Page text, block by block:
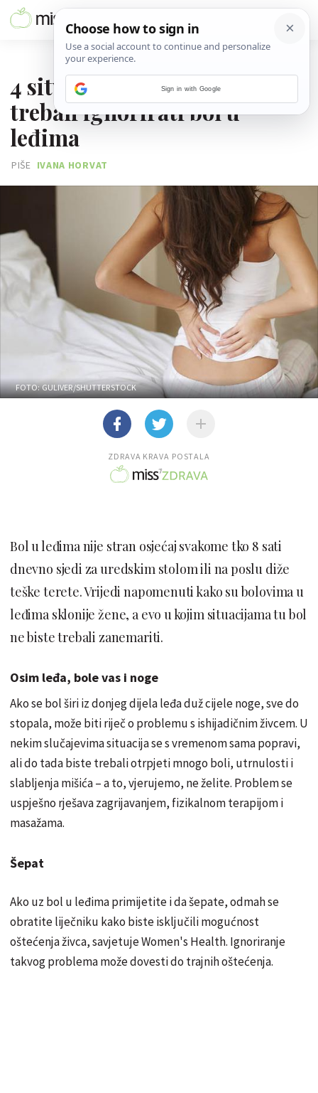
4 situacije kada ne biste
trebali ignorirati bol u
leđima
PIŠE IVANA HORVAT
FOTO: GULIVER/SHUTTERSTOCK
ZDRAVA KRAVA POSTALA
Bol u leđima nije stran osjećaj svakome tko 8 sati
dnevno sjedi za uredskim stolom ili na poslu diže
teške terete. Vrijedi napomenuti kako su bolovima u
leđima sklonije žene, a evo u kojim situacijama tu bol
ne biste trebali zanemariti.
Osim leđa, bole vas i noge
Ako se bol širi iz donjeg dijela leđa duž cijele noge, sve do
stopala, može biti riječ o problemu s ishijadičnim živcem. U
nekim slučajevima situacija se s vremenom sama popravi,
ali do tada biste trebali otrpjeti mnogo boli, utrnulosti i
slabljenja mišića – a to, vjerujemo, ne želite. Problem se
uspješno rješava zagrijavanjem, fizikalnom terapijom i
masažama.
Šepat
Ako uz bol u leđima primijetite i da šepate, odmah se
obratite liječniku kako biste isključili mogućnost
oštećenja živca, savjetuje Women's Health. Ignoriranje
takvog problema može dovesti do trajnih oštećenja.
Sign in with Google